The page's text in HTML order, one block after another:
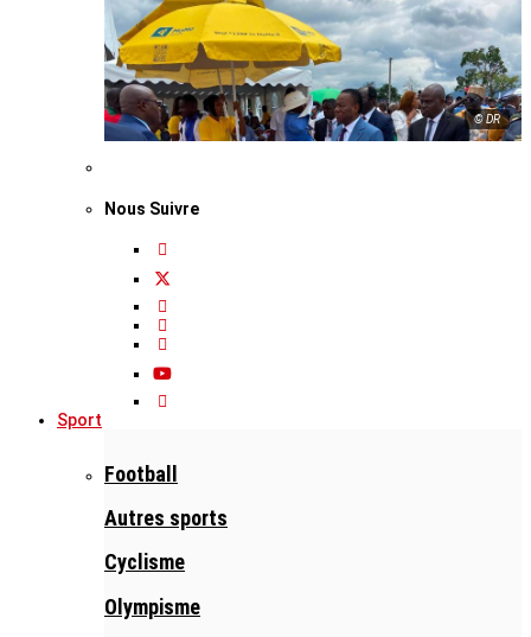
© DR
Nous Suivre
Sport
Football
Autres sports
Cyclisme
Olympisme